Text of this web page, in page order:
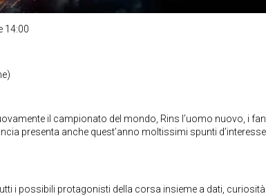
14:00
il campionato del mondo, Rins l’uomo nuovo, i
presenta anche quest’anno moltissimi spunti
i possibili protagonisti della corsa insieme a dati,